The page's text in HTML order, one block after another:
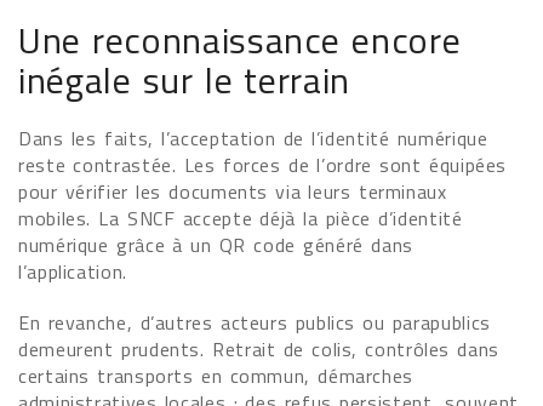
Une reconnaissance encore
inégale sur le terrain
Dans les faits, l’acceptation de l’identité numérique
reste contrastée. Les forces de l’ordre sont équipées
pour vérifier les documents via leurs terminaux
mobiles. La SNCF accepte déjà la pièce d’identité
numérique grâce à un QR code généré dans
l’application.
En revanche, d’autres acteurs publics ou parapublics
demeurent prudents. Retrait de colis, contrôles dans
certains transports en commun, démarches